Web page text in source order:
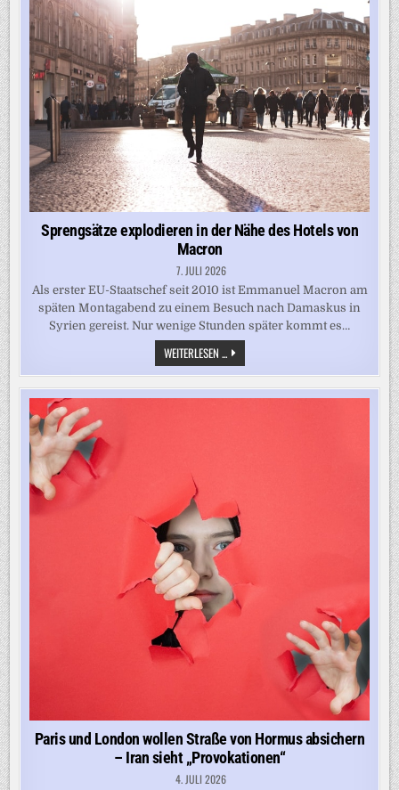
Sprengsätze explodieren in der Nähe des Hotels von
Macron
7. JULI 2026
Als erster EU-Staatschef seit 2010 ist Emmanuel Macron am
späten Montagabend zu einem Besuch nach Damaskus in
Syrien gereist. Nur wenige Stunden später kommt es…
WEITERLESEN ...SPRENGSÄTZE
EXPLODIEREN
IN
DER
NÄHE
Paris und London wollen Straße von Hormus absichern
– Iran sieht „Provokationen“
4. JULI 2026